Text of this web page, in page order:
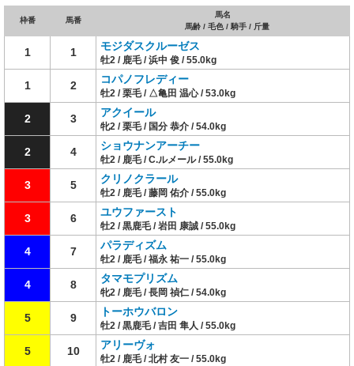
枠番 馬番
馬名
馬齢 / 毛色 / 騎手 / 斤量
1 1 モジダスクルーゼス
牡2 / 鹿毛 / 浜中 俊 / 55.0kg
1 2 コパノフレディー
牡2 / 栗毛 / △亀田 温心 / 53.0kg
2 3 アクイール
牝2 / 栗毛 / 国分 恭介 / 54.0kg
2 4 ショウナンアーチー
牡2 / 鹿毛 / C.ルメール / 55.0kg
3 5 クリノクラール
牡2 / 鹿毛 / 藤岡 佑介 / 55.0kg
3 6 ユウファースト
牡2 / 黒鹿毛 / 岩田 康誠 / 55.0kg
4 7 パラディズム
牡2 / 鹿毛 / 福永 祐一 / 55.0kg
4 8 タマモプリズム
牝2 / 鹿毛 / 長岡 禎仁 / 54.0kg
5 9 トーホウバロン
牡2 / 黒鹿毛 / 吉田 隼人 / 55.0kg
5 10 アリーヴォ
牡2 / 鹿毛 / 北村 友一 / 55.0kg